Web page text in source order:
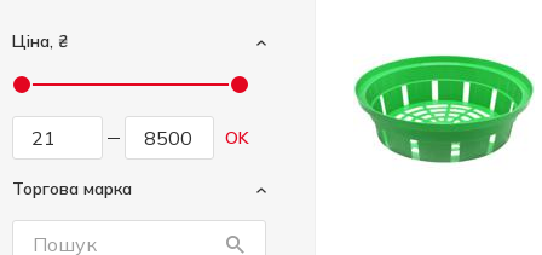
Ціна, ₴
OK
Торгова марка